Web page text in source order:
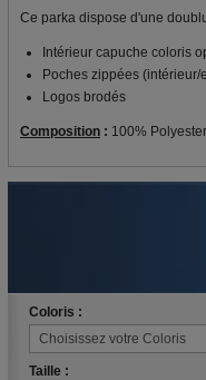
Ce parka dispose d'une
Intérieur capuche coloris
Poches zippées (intérieur/
Logos brodés
Composition : 100%
Coloris :
Taille :